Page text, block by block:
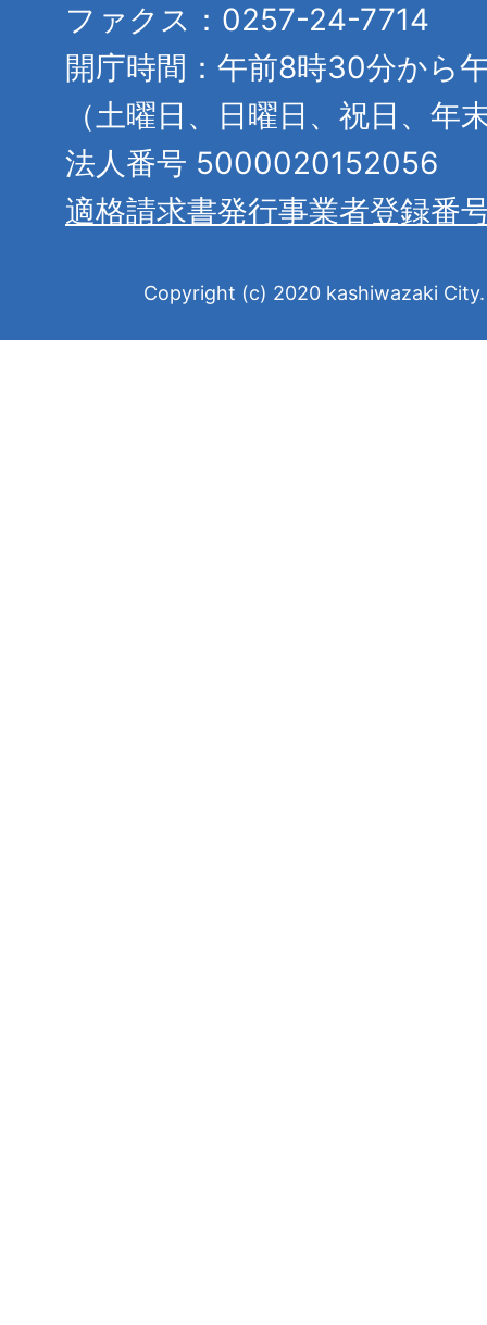
ファクス：0257-24-7714
開庁時間：午前8時30分から
（土曜日、日曜日、祝日、年
法人番号 5000020152056
適格請求書発行事業者登録番
Copyright (c) 2020 kashiwazaki